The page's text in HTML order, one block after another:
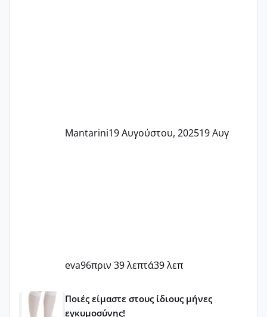
Mantarini19 Αυγούστου, 202519 Αυγ
eva96πριν 39 λεπτά39 λεπ
Μωράκια Μαΐου 2026 🌸🌻🌹
Ποιές είμαστε στους ίδιους μήνες
εγκυμοσύνης!